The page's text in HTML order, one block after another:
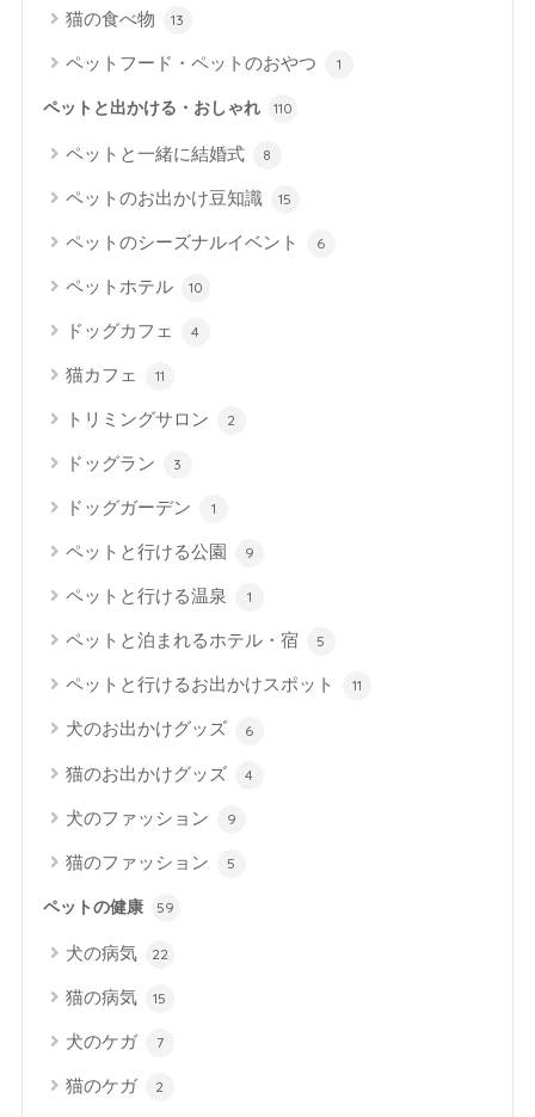
猫の食べ物 13
ペットフード・ペットのおやつ 1
ペットと出かける・おしゃれ 110
ペットと一緒に結婚式 8
ペットのお出かけ豆知識 15
ペットのシーズナルイベント 6
ペットホテル 10
ドッグカフェ 4
猫カフェ 11
トリミングサロン 2
ドッグラン 3
ドッグガーデン 1
ペットと行ける公園 9
ペットと行ける温泉 1
ペットと泊まれるホテル・宿 5
ペットと行けるお出かけスポット 11
犬のお出かけグッズ 6
猫のお出かけグッズ 4
犬のファッション 9
猫のファッション 5
ペットの健康 59
犬の病気 22
猫の病気 15
犬のケガ 7
猫のケガ 2